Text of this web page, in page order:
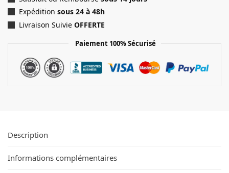
Expédition sous 24 à 48h
Livraison Suivie OFFERTE
Paiement 100% Sécurisé
Description
Informations complémentaires